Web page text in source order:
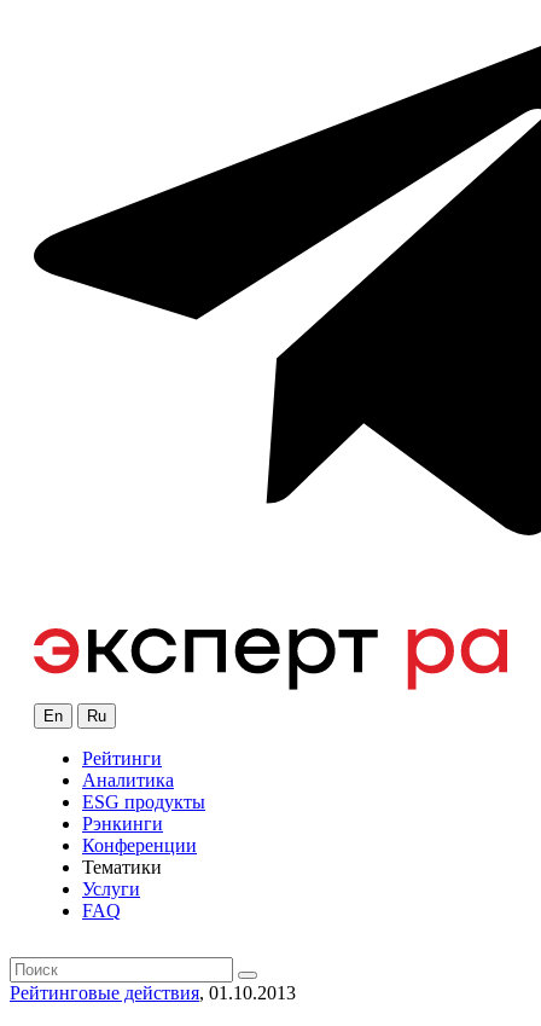
En Ru
Рейтинги
Аналитика
ESG продукты
Рэнкинги
Конференции
Тематики
Услуги
FAQ
Рейтинговые действия, 01.10.2013